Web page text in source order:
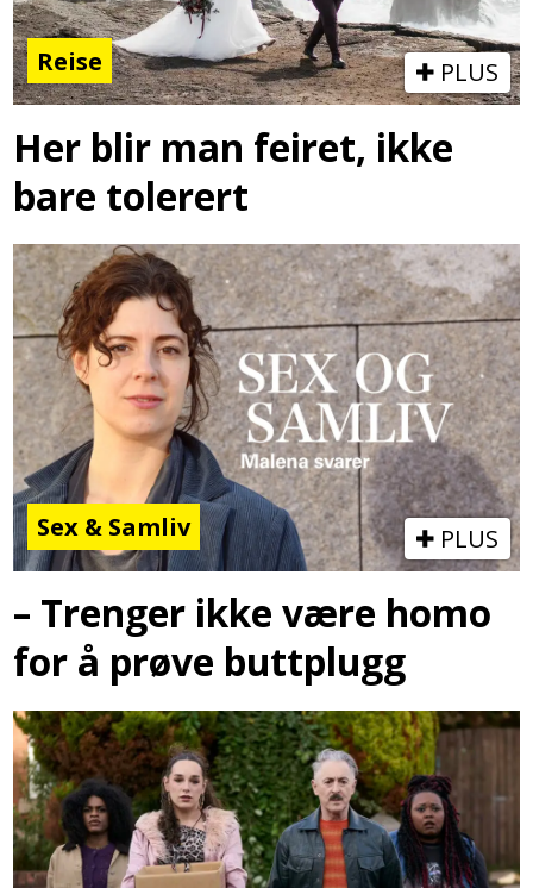
Reise PLUS
Her blir man feiret, ikke
bare tolerert
Sex & Samliv PLUS
– Trenger ikke være homo
for å prøve buttplugg